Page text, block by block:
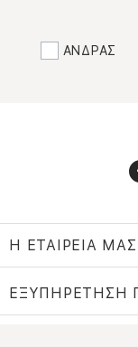
ΑΝΔΡΑΣ
Η ΕΤΑΙΡΕΙΑ ΜΑΣ
ΕΞΥΠΗΡΕΤΗΣΗ